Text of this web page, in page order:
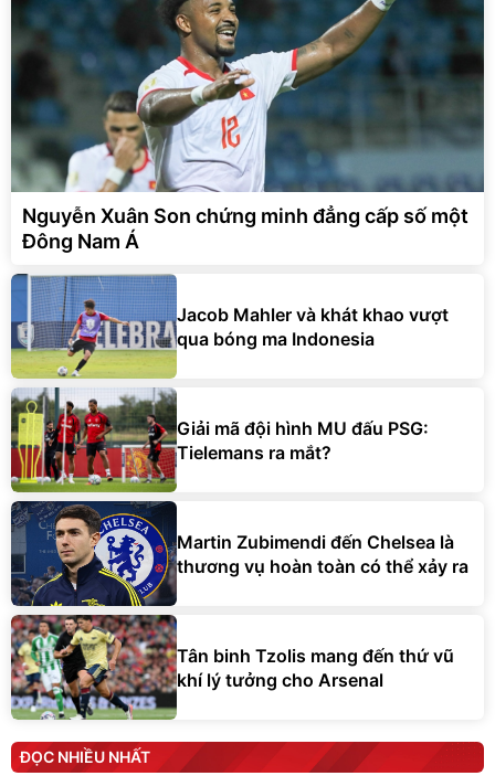
Nguyễn Xuân Son chứng minh đẳng cấp số một
Đông Nam Á
Jacob Mahler và khát khao vượt
qua bóng ma Indonesia
Giải mã đội hình MU đấu PSG:
Tielemans ra mắt?
Martin Zubimendi đến Chelsea là
thương vụ hoàn toàn có thể xảy ra
Tân binh Tzolis mang đến thứ vũ
khí lý tưởng cho Arsenal
ĐỌC NHIỀU NHẤT